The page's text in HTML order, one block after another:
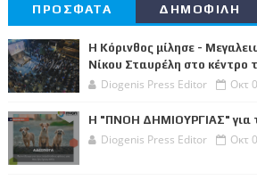
ΠΡΟΣΦΑΤΑ ΔΗΜΟΦΙΛΗ
Η Κόρινθος μίλησε -
Νίκου Σταυρέλη στο κέντρο
Diogenis Press Editor Οκτ
Η "ΠΝΟΗ ΔΗΜΙΟΥΡΓΙΑΣ" για
Diogenis Press Editor Οκτ